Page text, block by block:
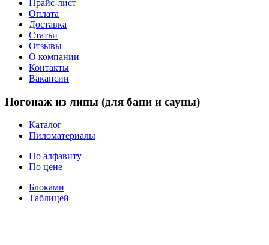
Прайс-лист
Оплата
Доставка
Статьи
Отзывы
О компании
Контакты
Вакансии
Погонаж из липы (для бани и сауны)
Каталог
Пиломатериалы
По алфавиту
По цене
Блоками
Таблицей